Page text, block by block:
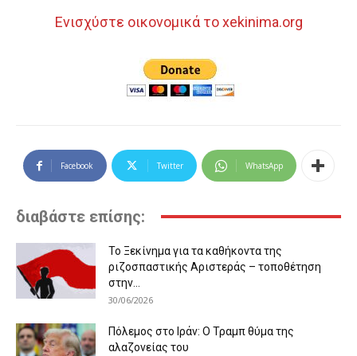
Ενισχύστε οικονομικά το xekinima.org
Facebook Twitter WhatsApp
διαβάστε επίσης:
Το Ξεκίνημα για τα καθήκοντα της
ριζοσπαστικής Αριστεράς – τοποθέτηση
στην...
30/06/2026
Πόλεμος στο Ιράν: Ο Τραμπ θύμα της
αλαζονείας του